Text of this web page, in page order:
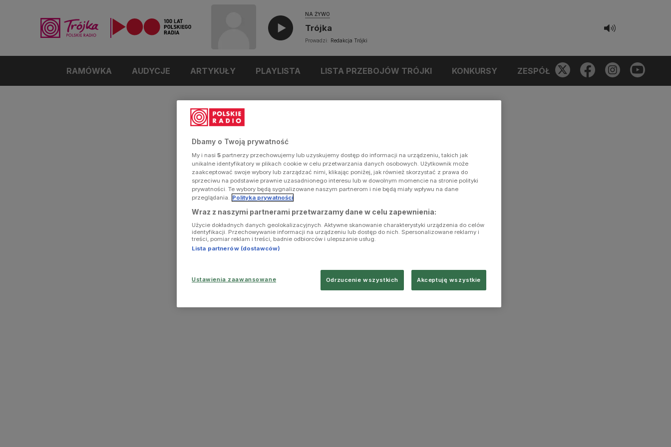
NA ŻYWO
Trójka
Prowadzi: Redakcja Trójki
RAMÓWKA AUDYCJE ARTYKUŁY PLAYLISTA LISTA PRZEBOJÓW TRÓJKI KONKURSY ZESPÓŁ
Dbamy o Twoją prywatność
My i nasi 5 partnerzy przechowujemy lub uzyskujemy dostęp do informacji na urządzeniu, takich jak
unikalne identyfikatory w plikach cookie w celu przetwarzania danych osobowych. Użytkownik może
zaakceptować swoje wybory lub zarządzać nimi, klikając poniżej, jak również skorzystać z prawa do
sprzeciwu na podstawie prawnie uzasadnionego interesu lub w dowolnym momencie na stronie polityki
prywatności. Te wybory będą sygnalizowane naszym partnerom i nie będą miały wpływu na dane
przeglądania. Polityka prywatności
Wraz z naszymi partnerami przetwarzamy dane w celu zapewnienia:
Użycie dokładnych danych geolokalizacyjnych. Aktywne skanowanie charakterystyki urządzenia do celów
identyfikacji. Przechowywanie informacji na urządzeniu lub dostęp do nich. Spersonalizowane reklamy i
treści, pomiar reklam i treści, badnie odbiorców i ulepszanie usług.
Lista partnerów (dostawców)
Ustawienia zaawansowane Odrzucenie wszystkich Akceptuję wszystkie